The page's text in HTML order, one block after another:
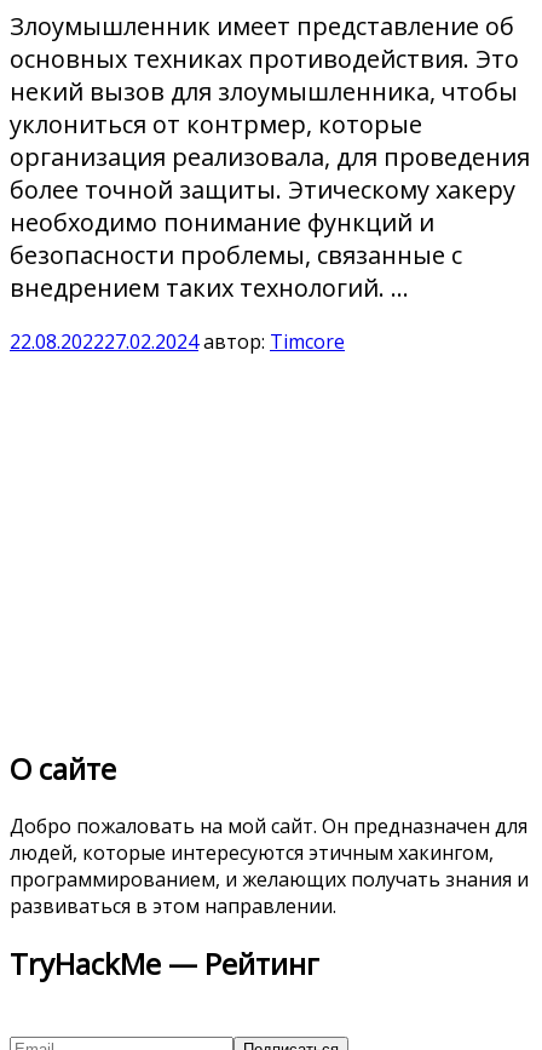
Злоумышленник имеет представление об
основных техниках противодействия. Это
некий вызов для злоумышленника, чтобы
уклониться от контрмер, которые
организация реализовала, для проведения
более точной защиты. Этическому хакеру
необходимо понимание функций и
безопасности проблемы, связанные с
внедрением таких технологий. …
22.08.202227.02.2024автор: Timcore
О сайте
Добро пожаловать на мой сайт. Он предназначен для
людей, которые интересуются этичным хакингом,
программированием, и желающих получать знания и
развиваться в этом направлении.
TryHackMe — Рейтинг